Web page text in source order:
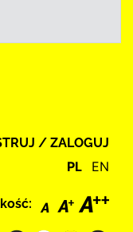
/ ZALOGUJ
PL EN